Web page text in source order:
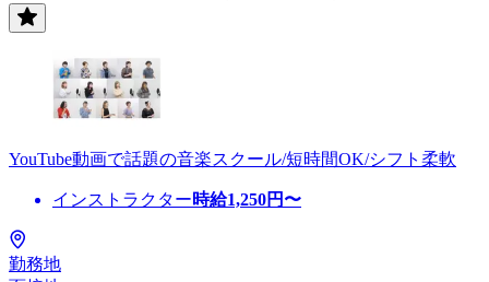
YouTube動画で話題の音楽スクール/短時間OK/シフト柔軟
インストラクター時給1,250円〜
勤務地